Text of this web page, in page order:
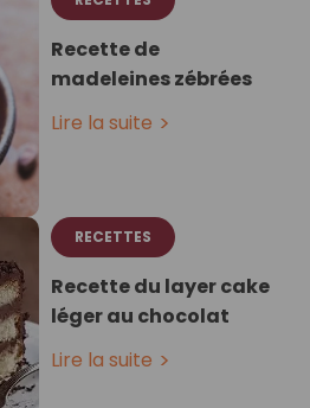
Recette de
madeleines zébrées
Lire la suite
RECETTES
Recette du layer cake
léger au chocolat
Lire la suite